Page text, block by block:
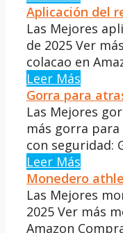
Aplicación del
Las Mejores
de 2025 Ver
colacao en
Leer Más
Gorra para
Las Mejores
más gorra
con seguridad:
Leer Más
Monedero
Las Mejores
2025 Ver más
Amazon